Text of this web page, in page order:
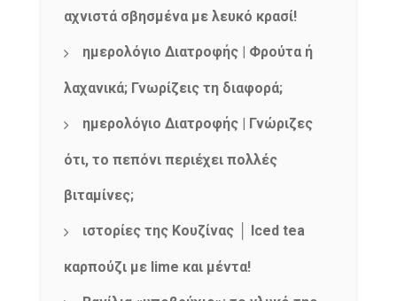
αχνιστά σβησμένα με λευκό κρασί!
ημερολόγιο Διατροφής | Φρούτα ή
λαχανικά; Γνωρίζεις τη διαφορά;
ημερολόγιο Διατροφής | Γνώριζες
ότι, το πεπόνι περιέχει πολλές
βιταμίνες;
ιστορίες της Κουζίνας │ Iced tea
καρπούζι με lime και μέντα!